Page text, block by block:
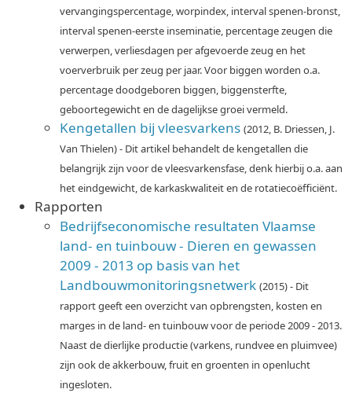
vervangingspercentage, worpindex, interval spenen-bronst,
interval spenen-eerste inseminatie, percentage zeugen die
verwerpen, verliesdagen per afgevoerde zeug en het
voerverbruik per zeug per jaar. Voor biggen worden o.a.
percentage doodgeboren biggen, biggensterfte,
geboortegewicht en de dagelijkse groei vermeld.
Kengetallen bij vleesvarkens (2012, B. Driessen, J.
Van Thielen) - Dit artikel behandelt de kengetallen die
belangrijk zijn voor de vleesvarkensfase, denk hierbij o.a. aan
het eindgewicht, de karkaskwaliteit en de rotatiecoëfficiënt.
Rapporten
Bedrijfseconomische resultaten Vlaamse
land- en tuinbouw - Dieren en gewassen
2009 - 2013 op basis van het
Landbouwmonitoringsnetwerk (2015) - Dit
rapport geeft een overzicht van opbrengsten, kosten en
marges in de land- en tuinbouw voor de periode 2009 - 2013.
Naast de dierlijke productie (varkens, rundvee en pluimvee)
zijn ook de akkerbouw, fruit en groenten in openlucht
ingesloten.